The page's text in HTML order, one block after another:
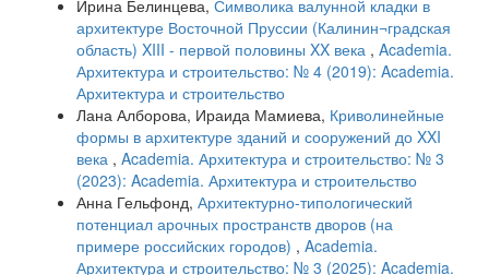
Ирина Белинцева, Символика валунной кладки в
архитектуре Восточной Пруссии (Калинин¬градская
область) XIII - первой половины XX века , Academia.
Архитектура и строительство: № 4 (2019): Academia.
Архитектура и строительство
Лана Алборова, Ираида Мамиева, Криволинейные
формы в архитектуре зданий и сооружений до XXI
века , Academia. Архитектура и строительство: № 3
(2023): Academia. Архитектура и строительство
Анна Гельфонд, Архитектурно-типологический
потенциал арочных пространств дворов (на
примере российских городов) , Academia.
Архитектура и строительство: № 3 (2025): Academia.